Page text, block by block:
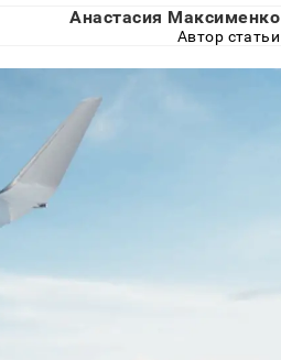
Анастасия Максименко
Автор статьи